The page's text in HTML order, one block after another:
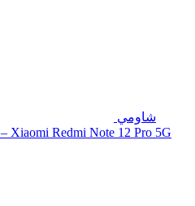
شاومي
ريدمي نوت 12 برو 5 جي – Xiaomi Redmi Note 12 Pro 5G